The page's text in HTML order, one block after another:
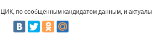
по сообщенным кандидатом данным, и